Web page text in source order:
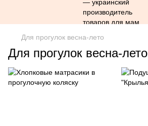
Для прогулок весна-лето
Для прогулок весна-лето